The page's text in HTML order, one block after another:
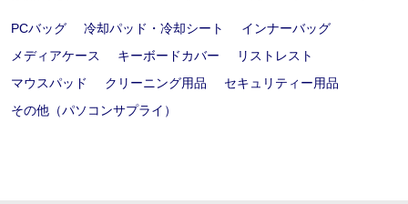
PCバッグ 冷却パッド・冷却シート
インナーバッグ
メディアケース
キーボードカバー
リストレスト
マウスパッド
クリーニング用品
セキュリティー用品
その他（パソコンサプライ）